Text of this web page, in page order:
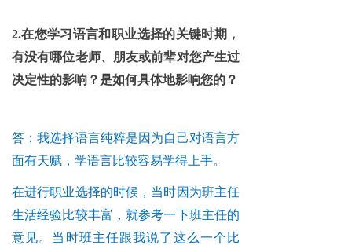
2.在您学习语言和职业选择的关键时期，
有没有哪位老师、朋友或前辈对您产生过
决定性的影响？是如何具体地影响您的？
答：我选择语言纯粹是因为自己对语言方
面有天赋，学语言比较容易学得上手。
在进行职业选择的时候，当时因为班主任
生活经验比较丰富，就参考一下班主任的
意见。当时班主任跟我说了这么一个比